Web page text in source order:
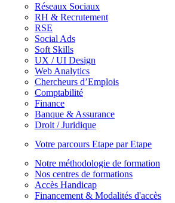
Réseaux Sociaux
RH & Recrutement
RSE
Social Ads
Soft Skills
UX / UI Design
Web Analytics
Chercheurs d’Emplois
Comptabilité
Finance
Banque & Assurance
Droit / Juridique
Votre parcours Etape par Etape
Notre méthodologie de formation
Nos centres de formations
Accès Handicap
Financement & Modalités d'accès